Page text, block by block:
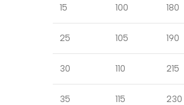
15 100 180
25 105 190
30 110 215
35 115 230